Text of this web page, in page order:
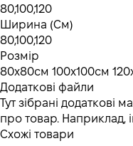
80,100,120
Ширина (См)
80,100,120
Розмір
80х80см 100х100см
Додаткові файли
Тут зібрані додаткові
про товар. Наприклад,
Схожі товари